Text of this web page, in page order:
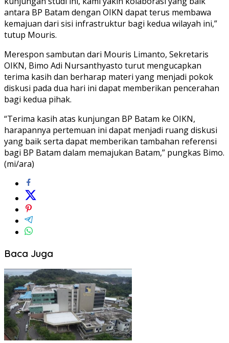
antara BP Batam dengan OIKN dapat terus membawa
kemajuan dari sisi infrastruktur bagi kedua wilayah ini,”
tutup Mouris.
Merespon sambutan dari Mouris Limanto, Sekretaris
OIKN, Bimo Adi Nursanthyasto turut mengucapkan
terima kasih dan berharap materi yang menjadi pokok
diskusi pada dua hari ini dapat memberikan pencerahan
bagi kedua pihak.
“Terima kasih atas kunjungan BP Batam ke OIKN,
harapannya pertemuan ini dapat menjadi ruang diskusi
yang baik serta dapat memberikan tambahan referensi
bagi BP Batam dalam memajukan Batam,” pungkas Bimo.
(mi/ara)
Baca Juga